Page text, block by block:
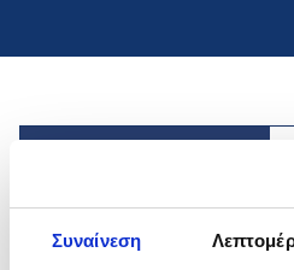
Συναίνεση
Πολιτικές και